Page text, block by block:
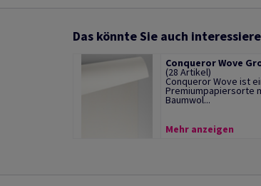
Das könnte Sie auch
Conqueror Wove
(28 Artikel)
Conqueror Wove ist
Premiumpapiersorte
Baumwol...
Mehr anzeigen